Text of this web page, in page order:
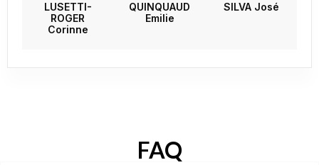
LUSETTI-
ROGER
Corinne
QUINQUAUD
Emilie
SILVA José
FAQ